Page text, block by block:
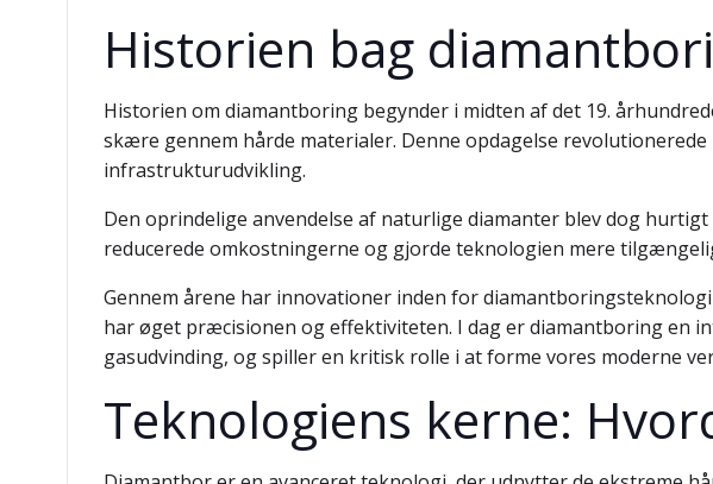
Historien bag
Historien om diamantboring begynder i midten af det 19.
skære gennem hårde materialer. Denne opdagelse
infrastrukturudvikling.
Den oprindelige anvendelse af naturlige diamanter blev dog
reducerede omkostningerne og gjorde teknologien mere
Gennem årene har innovationer inden for
har øget præcisionen og effektiviteten. I dag er diamantboring
gasudvinding, og spiller en kritisk rolle i at forme vores moderne
Teknologiens kerne: